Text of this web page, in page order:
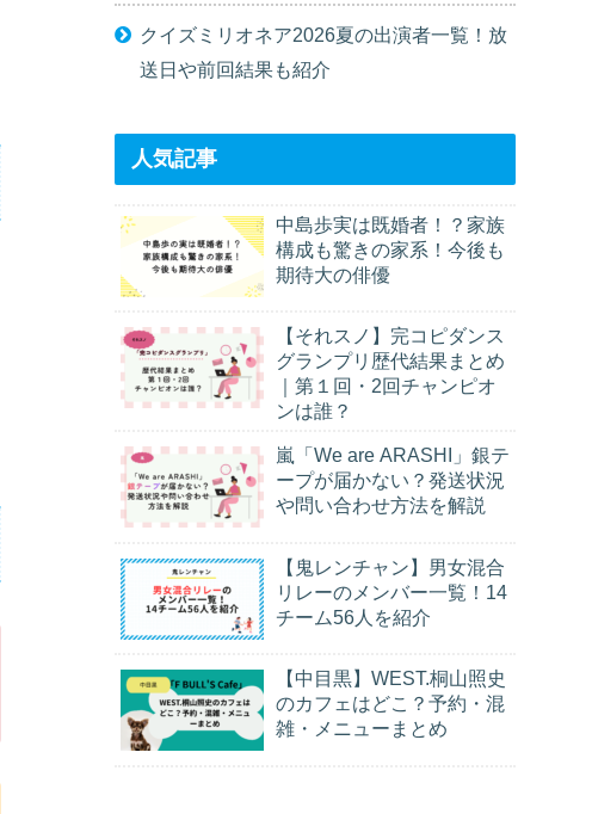
クイズミリオネア2026夏の出演者一覧！放
送日や前回結果も紹介
人気記事
中島歩実は既婚者！？家族
構成も驚きの家系！今後も
期待大の俳優
【それスノ】完コピダンス
グランプリ歴代結果まとめ
｜第１回・2回チャンピオ
ンは誰？
嵐「We are ARASHI」銀テ
ープが届かない？発送状況
や問い合わせ方法を解説
【鬼レンチャン】男女混合
リレーのメンバー一覧！14
チーム56人を紹介
【中目黒】WEST.桐山照史
のカフェはどこ？予約・混
雑・メニューまとめ